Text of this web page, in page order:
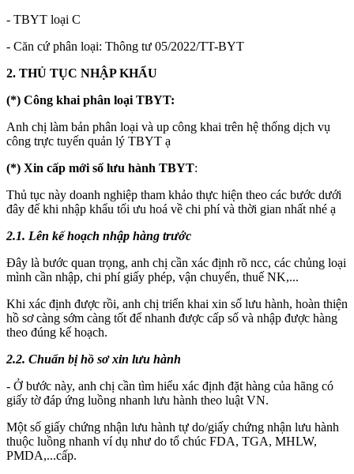
- TBYT loại C
- Căn cứ phân loại: Thông tư 05/2022/TT-BYT
2. THỦ TỤC NHẬP KHẨU
(*) Công khai phân loại TBYT:
Anh chị làm bản phân loại và up công khai trên hệ thống dịch vụ
công trực tuyến quản lý TBYT ạ
(*) Xin cấp mới số lưu hành TBYT:
Thủ tục này doanh nghiệp tham khảo thực hiện theo các bước dưới
đây để khi nhập khẩu tối ưu hoá về chi phí và thời gian nhất nhé ạ
2.1. Lên kế hoạch nhập hàng trước
Đây là bước quan trọng, anh chị cần xác định rõ ncc, các chủng loại
mình cần nhập, chi phí giấy phép, vận chuyển, thuế NK,...
Khi xác định được rồi, anh chị triển khai xin số lưu hành, hoàn thiện
hồ sơ càng sớm càng tốt để nhanh được cấp số và nhập được hàng
theo đúng kế hoạch.
2.2. Chuẩn bị hồ sơ xin lưu hành
- Ở bước này, anh chị cần tìm hiểu xác định đặt hàng của hãng có
giấy tờ đáp ứng luồng nhanh lưu hành theo luật VN.
Một số giấy chứng nhận lưu hành tự do/giấy chứng nhận lưu hành
thuộc luồng nhanh ví dụ như do tổ chúc FDA, TGA, MHLW,
PMDA,...cấp.